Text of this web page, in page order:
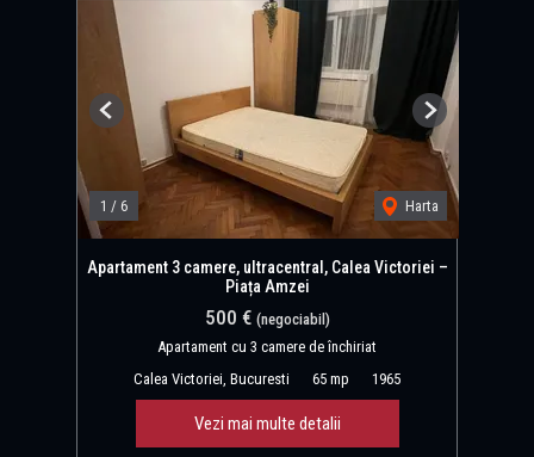
1 / 6 Harta
Previous Next
Apartament 3 camere, ultracentral, Calea Victoriei –
Piața Amzei
500 € (negociabil)
Apartament cu 3 camere de închiriat
Calea Victoriei, Bucuresti
65 mp 1965
Vezi mai multe detalii